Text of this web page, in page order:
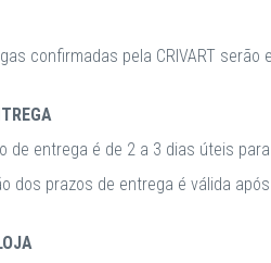
confirmadas pela CRIVART
de entrega é de 2 a 3 dias úteis
dos prazos de entrega é válida